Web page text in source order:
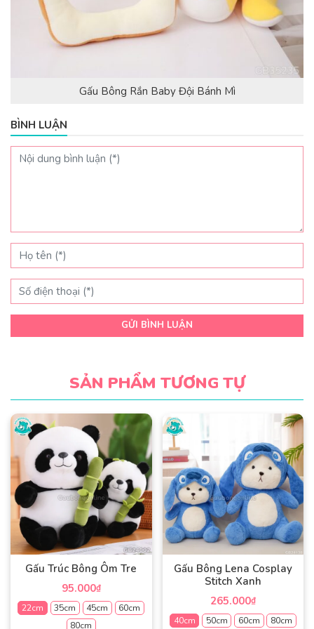
Gấu Bông Rắn Baby Đội Bánh Mì
BÌNH LUẬN
GỬI BÌNH LUẬN
SẢN PHẨM TƯƠNG TỰ
Gấu Trúc Bông Ôm Tre
95.000₫
22cm
35cm 45cm
60cm
80cm
Gấu Bông Lena Cosplay
Stitch Xanh
265.000₫
40cm
50cm 60cm 80cm